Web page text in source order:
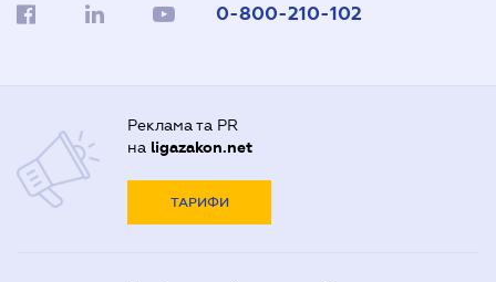
0-800-210-102
Реклама та PR
на ligazakon.net
ТАРИФИ